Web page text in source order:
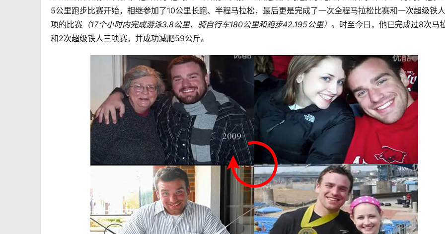
5公里跑步比赛开始，相继参加了10公里长跑、半程马拉松，最后更是完成了一次全程马拉松比赛和一次超级铁
项的比赛 （17个小时内完成游泳3.8公里、骑自行车180公里和跑步42.195公里） 。时至今日，他已完成过8次马
和2次超级铁人三项赛，并成功减肥59公斤。